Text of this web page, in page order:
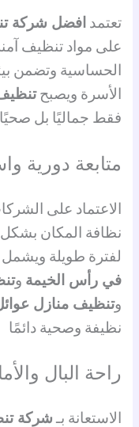
تعتمدافضل شركة
على مواد تنظيف
الحساسية وتضمن
الأسرة ويصبح
فقط جماليًا بل صحيًا
متابعة دورية
الاعتماد على
نظافة المكان
لفترة طويلة
في رأس الخيمة و
وتنظيف منازل
نظيفة وصحية دائمًا
راحة البال
الاستعانة بـشركة